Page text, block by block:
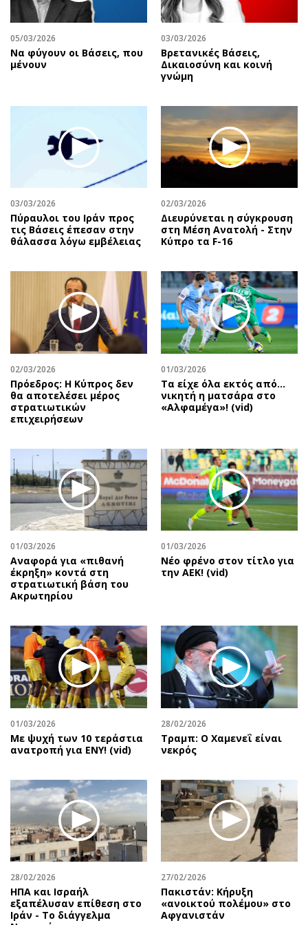
Περιβάλλον
Ελλάδα
Κόσμος
Παράξενα
Σινεμά
Θέατρο-Χορός
Μουσική
Χειρόγραφα
Ταξίδια
Συνταγές
Έξοδος
Media
Εκπομπές
Wine routes
Podcasts
Uncut
Προσφορές
Επιστολές
05/03/2026
Να φύγουν οι Βάσεις, που
μένουν
03/03/2026
Βρετανικές Βάσεις,
Δικαιοσύνη και κοινή
γνώμη
03/03/2026
Πύραυλοι του Ιράν προς
τις Βάσεις έπεσαν στην
θάλασσα λόγω εμβέλειας
02/03/2026
Διευρύνεται η σύγκρουση
στη Μέση Ανατολή - Στην
Κύπρο τα F-16
02/03/2026
Πρόεδρος: Η Κύπρος δεν
θα αποτελέσει μέρος
στρατιωτικών
επιχειρήσεων
01/03/2026
Τα είχε όλα εκτός από…
νικητή η ματσάρα στο
«Αλφαμέγα»! (vid)
01/03/2026
Αναφορά για «πιθανή
έκρηξη» κοντά στη
στρατιωτική βάση του
Ακρωτηρίου
01/03/2026
Νέο φρένο στον τίτλο για
την ΑΕΚ! (vid)
01/03/2026
Με ψυχή των 10 τεράστια
ανατροπή για ΕΝΥ! (vid)
28/02/2026
Τραμπ: Ο Χαμενεΐ είναι
νεκρός
28/02/2026
ΗΠΑ και Ισραήλ
εξαπέλυσαν επίθεση στο
Ιράν - Το διάγγελμα
27/02/2026
Πακιστάν: Κήρυξη
«ανοικτού πολέμου» στο
Αφγανιστάν